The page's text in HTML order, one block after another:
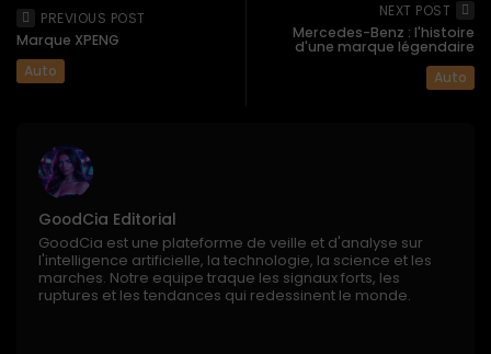
PREVIOUS POST
Marque XPENG
Auto
NEXT POST
Mercedes-Benz : l'histoire
d'une marque légendaire
Auto
GoodCia Editorial
GoodCia est une plateforme de veille et d'analyse sur
l'intelligence artificielle, la technologie, la science et les
marches. Notre equipe traque les signaux forts, les
ruptures et les tendances qui redessinent le monde.